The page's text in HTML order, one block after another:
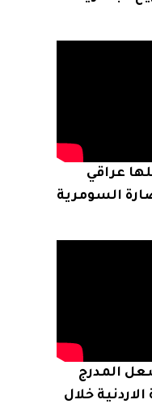
عراقي
السومرية
المدرج
خلال